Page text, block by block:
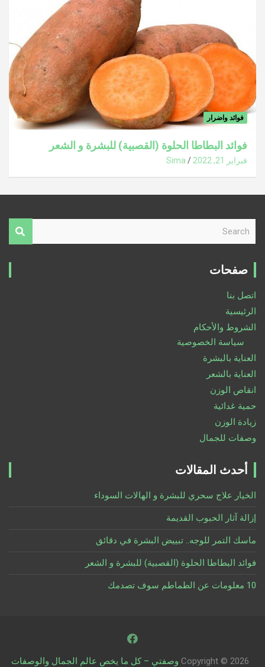
فوائد واضرار
فوائد البطاطا الحلوة (القصبية) للبشرة و الشعر
فبراير 21, 2022 Sima
r
صفحات
اتصل بنا
الرئيسية
الشروط والأحكام
سياسة الخصوصية
العناية بالبشرة
العناية بالشعر
انقاص الوزن
حمية غدائية
زيادة الوزن
وصفات للجمال
أحدث المقالات
الخيار علاج سحري للبشرة و الهالات السوداء
إزالة آثار الحبوب القديمة
ماسك التمر للوجه.. تبييض البشرة في دقائق
فوائد البطاطا الحلوة (القصبية) للبشرة و الشعر
10 معلومات عن الطماطم سوف تصدمك
Copyright © 2026 وصفتي – كل ما يخص عالم الجمال والوصفات